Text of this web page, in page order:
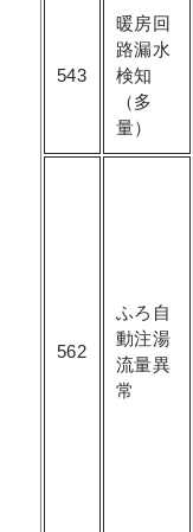
543
暖房回
路漏水
検知
（多
量）
562
ふろ自
動注湯
流量異
常